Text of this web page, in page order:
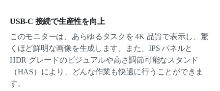
USB-C 接続で生産性を向上
このモニターは、あらゆるタスクを 4K 品質で表示し、驚
くほど鮮明な画像を生成します。また、IPS パネルと
HDR グレードのビジュアルや高さ調節可能なスタンド
（HAS）により、どんな作業も快適に行うことができま
す。